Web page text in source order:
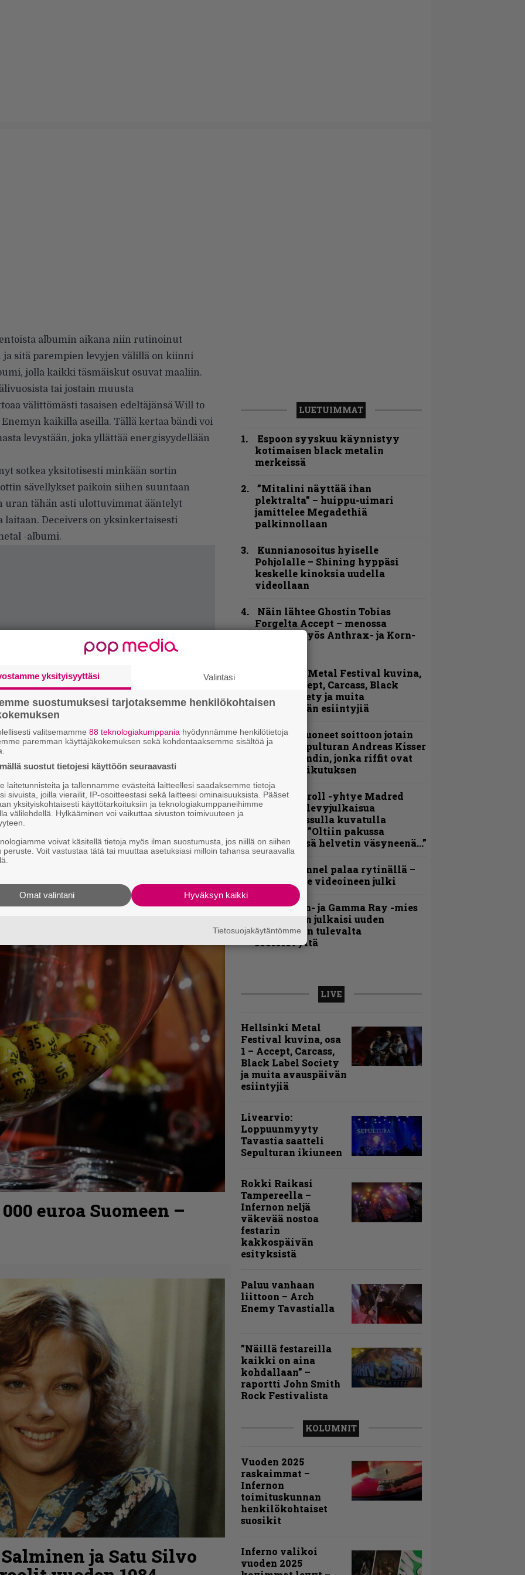
albumin aikana niin rutinoinut
sitä parempien levyjen välillä on kiinni
jolla kaikki täsmäiskut osuvat maaliin.
tai jostain muusta
välittömästi tasaisen edeltäjänsä Will to
kaikilla aseilla. Tällä kertaa bändi voi
levystään, joka yllättää energisyydellään
sotkea yksitotisesti minkään sortin
sävellykset paikoin siihen suuntaan
uran tähän asti ulottuvimmat ääntelyt
Deceivers on yksinkertaisesti
-albumi.
with Hell, Deceiver Deceiver ja Sunset Over
suunnasta hyökkäävästä voimasta,
ei voi kuin todeta Arch Enemyn tehneen
parhaasta albumistaan. Ei hullummin 27-
euroa Suomeen –
ja Satu Silvo
LUETUIMMAT
Espoon syyskuu käynnistyy
kotimaisen black metalin
merkeissä
”Mitalini näyttää ihan
plektralta” – huippu-uimari
jamittelee Megadethiä
palkinnollaan
Kunnianosoitus hyiselle
Pohjolalle – Shining hyppäsi
keskelle kinoksia uudella
videollaan
Näin lähtee Ghostin Tobias
Forgelta Accept – menossa
mukana myös Anthrax- ja Korn-
Hellsinki Metal Festival kuvina,
osa 1 – Accept, Carcass, Black
Label Society ja muita
avauspäivän esiintyjiä
”He ovat tuoneet soittoon jotain
uutta” – Sepulturan Andreas Kisser
nimeää bändin, jonka riffit ovat
tehneet vaikutuksen
Thrash ’n’ roll -yhtye Madred
ryydittää levyjulkaisua
keikkareissulla kuvatulla
videolla – ”Oltiin pakussa
kusihädässä helvetin väsyneenä…”
Blind Channel palaa rytinällä –
tuplasingle videoineen julki
Helloween- ja Gamma Ray -mies
Kai Hansen julkaisi uuden
maistiaisen tulevalta
soololevyltä
LIVE
Hellsinki Metal
Festival kuvina, osa
1 – Accept, Carcass,
Black Label Society
ja muita avauspäivän
esiintyjiä
Livearvio:
Loppuunmyyty
Tavastia saatteli
Sepulturan ikiuneen
Rokki Raikasi
Tampereella –
Infernon neljä
väkevää nostoa
festarin
kakkospäivän
esityksistä
Paluu vanhaan
liittoon – Arch
Enemy Tavastialla
”Näillä festareilla
kaikki on aina
kohdallaan” –
raportti John Smith
Rock Festivalista
KOLUMNIT
Vuoden 2025
raskaimmat –
Infernon
toimituskunnan
henkilökohtaiset
suosikit
Inferno valikoi
vuoden 2025
yksityisyyttäsi Valintasi
suostumuksesi tarjotaksemme henkilökohtaisen
valitsemamme 88 teknologiakumppania hyödynnämme henkilötietoja
paremman käyttäjäkokemuksen sekä kohdentaaksemme sisältöä ja
suostut tietojesi käyttöön seuraavasti
laitetunnisteita ja tallennamme evästeitä laitteellesi saadaksemme tietoja
sivuista, joilla vierailit, IP-osoitteestasi sekä laitteesi ominaisuuksista. Pääset
yksityiskohtaisesti käyttötarkoituksiin ja teknologiakumppaneihimme
välilehdellä. Hylkääminen voi vaikuttaa sivuston toimivuuteen ja
voivat käsitellä tietoja myös ilman suostumusta, jos niillä on siihen
peruste. Voit vastustaa tätä tai muuttaa asetuksiasi milloin tahansa seuraavalla
Hyväksyn kaikki
Omat valintani
Tietosuojakäytäntömme